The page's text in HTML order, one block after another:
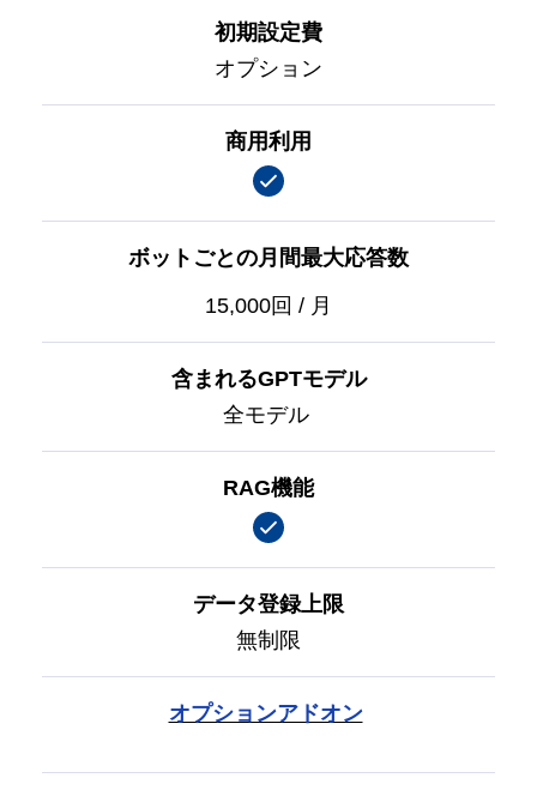
初期設定費
オプション
商用利用
ボットごとの月間最大応答数
15,000回 / 月
含まれるGPTモデル
全モデル
RAG機能
データ登録上限
無制限
オプションアドオン